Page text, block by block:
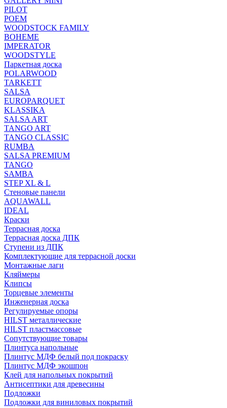
PILOT
POEM
WOODSTOCK FAMILY
BOHEME
IMPERATOR
WOODSTYLE
Паркетная доска
POLARWOOD
TARKETT
SALSA
EUROPARQUET
KLASSIKA
SALSA ART
TANGO ART
TANGO CLASSIC
RUMBA
SALSA PREMIUM
TANGO
SAMBA
STEP XL & L
Стеновые панели
AQUAWALL
IDEAL
Краски
Террасная доска
Террасная доска ДПК
Ступени из ДПК
Комплектующие для террасной доски
Монтажные лаги
Кляймеры
Клипсы
Торцевые элементы
Инженерная доска
Регулируемые опоры
HILST металлические
HILST пластмассовые
Сопутствующие товары
Плинтуса напольные
Плинтус МДФ белый под покраску
Плинтус МДФ экошпон
Клей для напольных покрытий
Антисептики для древесины
Подложки
Подложки для виниловых покрытий